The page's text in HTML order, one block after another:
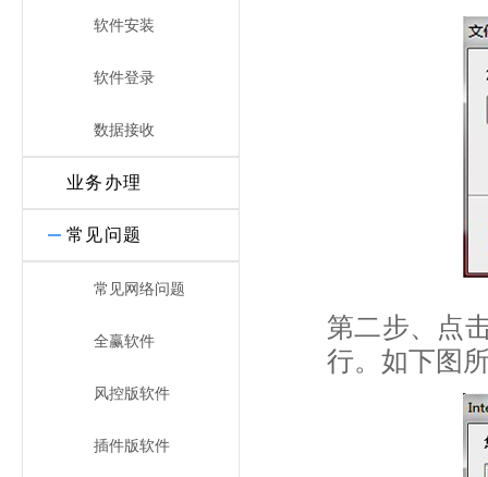
软件安装
软件登录
数据接收
业务办理
常见问题
常见网络问题
全赢软件
风控版软件
插件版软件
第二步、点
行。如下图